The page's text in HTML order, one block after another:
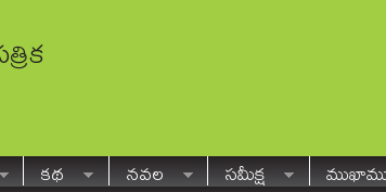
కథ నవల సమీక్ష